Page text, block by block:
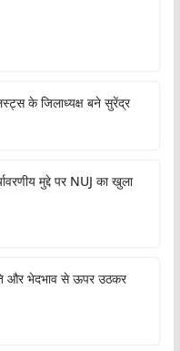
के जिलाध्यक्ष बने सुरेंद्र
मुद्दे पर NUJ का खुला
और भेदभाव से ऊपर उठकर